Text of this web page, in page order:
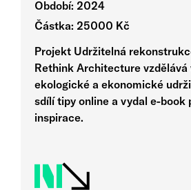
Období: 2024
Částka: 25000 Kč
Projekt Udržitelná
Rethink Architecture vzdělává
ekologické a ekonomické
sdílí tipy online a vydal e-book
inspirace.